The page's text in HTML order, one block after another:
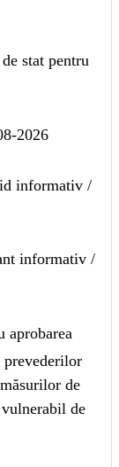
stat pentru
2026
informativ /
informativ /
aprobarea
de
de